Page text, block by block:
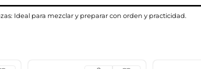
Ideal para mezclar y preparar con orden y practicidad.